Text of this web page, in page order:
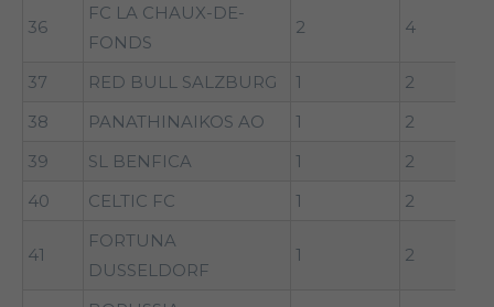
36
FC LA CHAUX-DE-
FONDS
2 4
37 RED BULL SALZBURG 1
2
38
PANATHINAIKOS AO 1
2
39
SL BENFICA 1
2
40
CELTIC FC 1 2
41
FORTUNA
DUSSELDORF
1 2